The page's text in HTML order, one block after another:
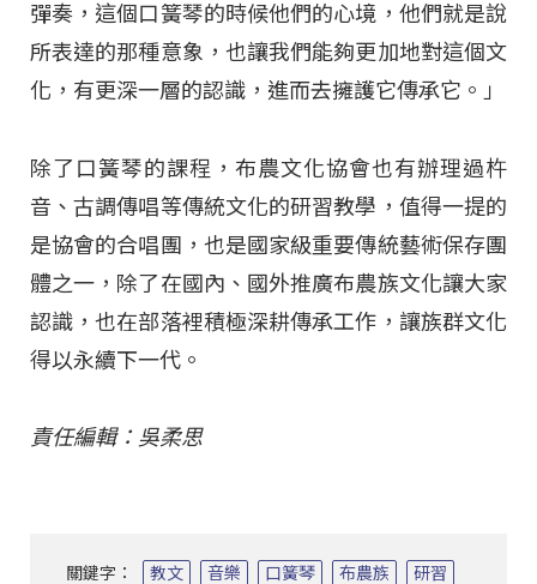
彈奏，這個口簧琴的時候他們的心境，他們就是說
所表達的那種意象，也讓我們能夠更加地對這個文
化，有更深一層的認識，進而去擁護它傳承它。」
除了口簧琴的課程，布農文化協會也有辦理過杵
音、古調傳唱等傳統文化的研習教學，值得一提的
是協會的合唱團，也是國家級重要傳統藝術保存團
體之一，除了在國內、國外推廣布農族文化讓大家
認識，也在部落裡積極深耕傳承工作，讓族群文化
得以永續下一代。
責任編輯：吳柔思
關鍵字： 教文 音樂 口簧琴 布農族 研習